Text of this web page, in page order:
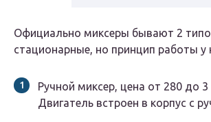
Официально миксеры бывают 2
стационарные, но принцип работы у
Ручной миксер, цена от 280 до 3
Двигатель встроен в корпус с